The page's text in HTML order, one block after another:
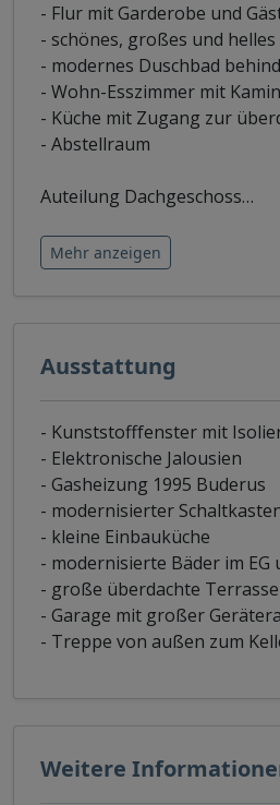
- Flur mit Garderobe und
- schönes, großes und
- modernes Duschbad
- Wohn-Esszimmer mit Kamin
- Küche mit Zugang zur
- Abstellraum
Auteilung Dachgeschoss…
Mehr anzeigen
Ausstattung
- Kunststofffenster mit
- Elektronische Jalousien
- Gasheizung 1995 Buderus
- modernisierter
- kleine Einbauküche
- modernisierte Bäder im EG
- große überdachte Terrasse
- Garage mit großer
- Treppe von außen zum
Weitere